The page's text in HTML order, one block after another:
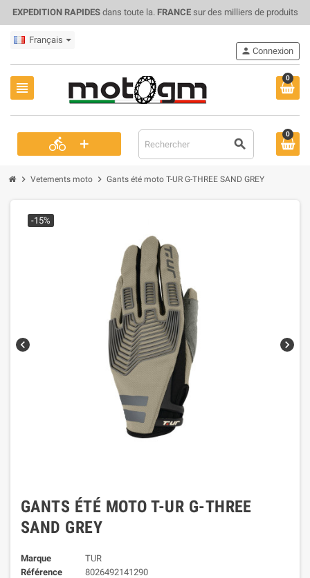
EXPEDITION RAPIDESdans toute la. FRANCEsur des milliers de produits
Français
view_headline
0
directions_bike + search
person Connexion
0
chevron_right Vetements moto chevron_right Gants été moto T-UR G-THREE SAND GREY
chevron_left chevron_right
-15%
GANTS ÉTÉ MOTO T-UR G-THREE
SAND GREY
Marque
TUR
Référence
8026492141290